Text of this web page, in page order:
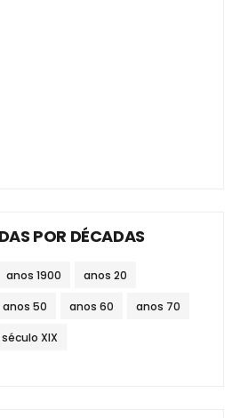
POR DÉCADAS
anos 1900 anos 20
anos 50 anos 60 anos 70
século XIX